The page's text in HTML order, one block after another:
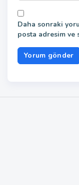
Daha sonraki
posta adresim ve